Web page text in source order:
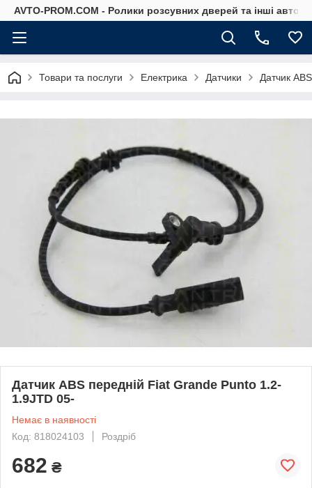
AVTO-PROM.COM - Ролики розсувних дверей та інші
Товари та послуги Електрика Датчики Датчик
Датчик ABS передній Fiat Grande Punto 1.2-
1.9JTD 05-
Немає в наявності
Код: 818024103
Роздріб
682 ₴